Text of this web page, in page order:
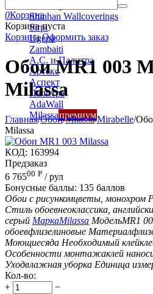
Shinhan Wallcoverings
Sirpi
Ugepa
Zambaiti
А.С. и Палитра
Артекс
Аспект
Палитра
AdaWall
Milassaпремиум
0Корзина
Корзина пуста
Корзина Оформить заказ
Обои MR1 003
Milassa
Главная/Обои/Milassa/Mirabelle/
Milassa
КОД: 163994
Предзаказ
6 76500 Р / рул
Бонусные баллы: 135 баллов
Обои с рисункомцветы, монохром
Стиль обоевнеоклассика,
серый МаркаMilassa МодельMR1
обоевфлизелиновые Материал
Моющиесяда Необходимый клей
Особенности монтажаклей
Уходвлажная уборка Единица
Кол-во:
+
−